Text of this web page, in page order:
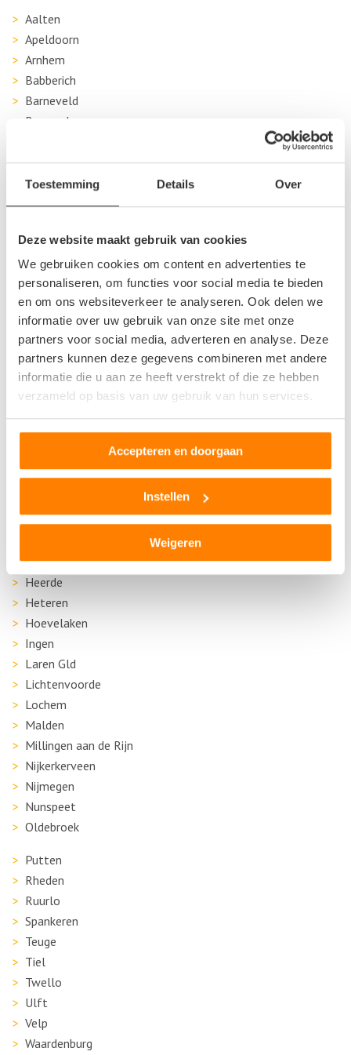
Toestemming Details Over
Deze website maakt gebruik van cookies
We gebruiken cookies om content en advertenties te
personaliseren, om functies voor social media te bieden
en om ons websiteverkeer te analyseren. Ook delen we
informatie over uw gebruik van onze site met onze
partners voor social media, adverteren en analyse. Deze
partners kunnen deze gegevens combineren met andere
informatie die u aan ze heeft verstrekt of die ze hebben
verzameld op basis van uw gebruik van hun services.
Accepteren en doorgaan
Instellen
Weigeren
Aalten
Apeldoorn
Arnhem
Babberich
Barneveld
Bemmel
Beusichem
Borculo
Boven Leeuwen
Culemborg
Dinxperlo
Doetinchem
Doornspijk
Druten
Duiven
Ede
Eibergen
Geesteren
Groenlo
Heelsum
Heerde
Heteren
Hoevelaken
Ingen
Laren Gld
Lichtenvoorde
Lochem
Malden
Millingen aan de Rijn
Nijkerkerveen
Nijmegen
Nunspeet
Oldebroek
Putten
Rheden
Ruurlo
Spankeren
Teuge
Tiel
Twello
Ulft
Velp
Waardenburg